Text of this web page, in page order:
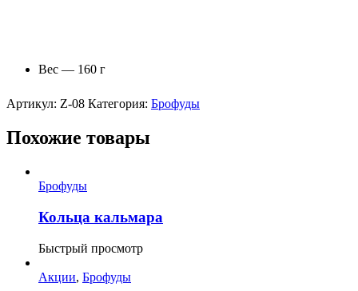
Вес — 160 г
Артикул: Z-08 Категория: Брофуды
Похожие товары
Брофуды
Кольца кальмара
Быстрый просмотр
Акции, Брофуды